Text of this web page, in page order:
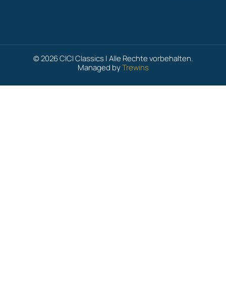
© 2026 CICI Classics | Alle Rechte vorbehalten.
Managed byTrewins